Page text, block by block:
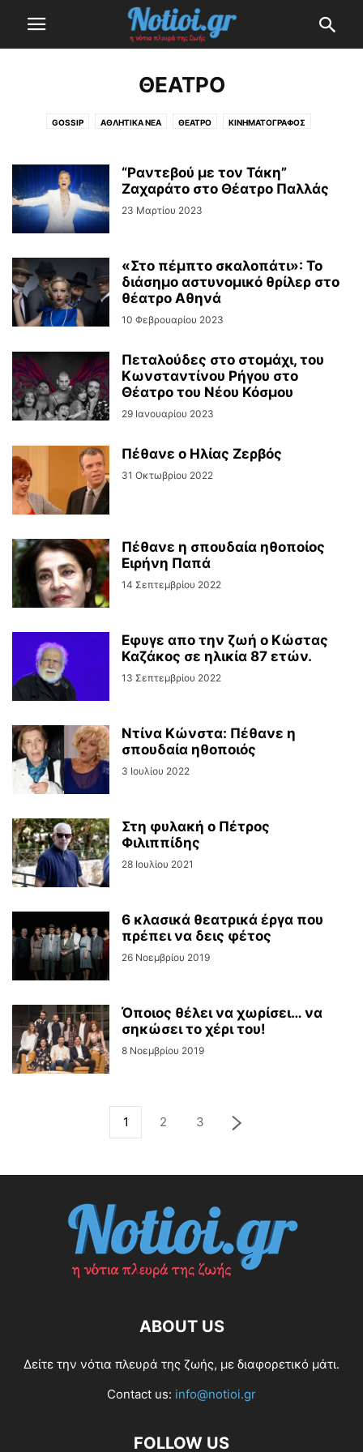
ΘΈΑΤΡΟ
GOSSIP ΑΘΛΗΤΙΚΆ ΝΈΑ ΘΈΑΤΡΟ ΚΙΝΗΜΑΤΟΓΡΆΦΟΣ
“Ραντεβού με τον Τάκη”
Ζαχαράτο στο Θέατρο Παλλάς
23 Μαρτίου 2023
«Στο πέμπτο σκαλοπάτι»: Το
διάσημο αστυνομικό θρίλερ στο
θέατρο Αθηνά
10 Φεβρουαρίου 2023
Πεταλούδες στο στομάχι, του
Κωνσταντίνου Ρήγου στο
Θέατρο του Νέου Κόσμου
29 Ιανουαρίου 2023
Πέθανε ο Ηλίας Ζερβός
31 Οκτωβρίου 2022
Πέθανε η σπουδαία ηθοποίος
Ειρήνη Παπά
14 Σεπτεμβρίου 2022
Εφυγε απο την ζωή ο Κώστας
Καζάκος σε ηλικία 87 ετών.
13 Σεπτεμβρίου 2022
Ντίνα Κώνστα: Πέθανε η
σπουδαία ηθοποιός
3 Ιουλίου 2022
Στη φυλακή ο Πέτρος
Φιλιππίδης
28 Ιουλίου 2021
6 κλασικά θεατρικά έργα που
πρέπει να δεις φέτος
26 Νοεμβρίου 2019
Όποιος θέλει να χωρίσει… να
σηκώσει το χέρι του!
8 Νοεμβρίου 2019
1 2 3
ABOUT US
Δείτε την νότια πλευρά της ζωής, με διαφορετικό μάτι.
Contact us: info@notioi.gr
FOLLOW US